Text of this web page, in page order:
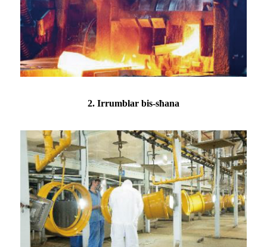
2. Irrumblar bis-sħana